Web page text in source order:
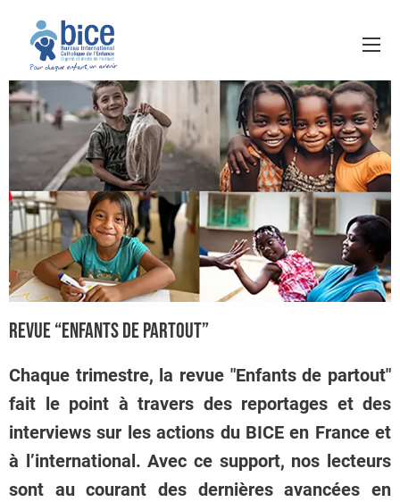
Revue “Enfants de partout”
Chaque trimestre, la revue "Enfants de partout"
fait le point à travers des reportages et des
interviews sur les actions du BICE en France et
à l’international. Avec ce support, nos lecteurs
sont au courant des dernières avancées en